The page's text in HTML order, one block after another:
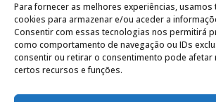
Para fornecer as melhores experiências,
cookies para armazenar e/ou aceder a
Consentir com essas tecnologias nos permitirá
como comportamento de navegação ou IDs
consentir ou retirar o consentimento pode afetar
certos recursos e funções.